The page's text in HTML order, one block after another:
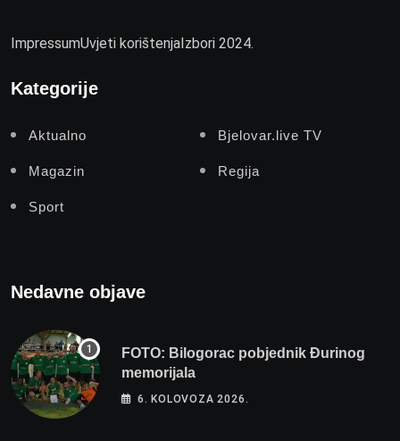
ImpressumUvjeti korištenjaIzbori 2024.
Kategorije
Aktualno Bjelovar.live TV
Magazin Regija
Sport
Nedavne objave
FOTO: Bilogorac pobjednik Đurinog
memorijala
6. KOLOVOZA 2026.